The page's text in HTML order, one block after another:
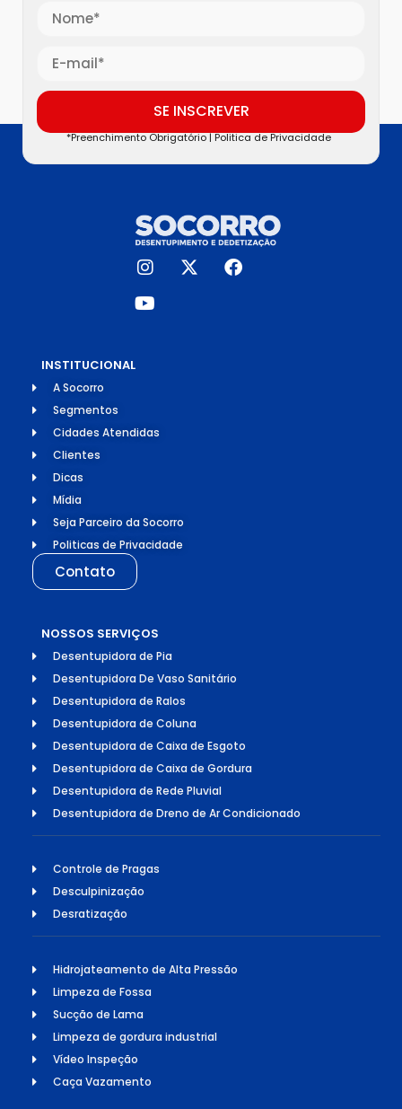
SE INSCREVER
*Preenchimento Obrigatório |Politica de Privacidade
INSTITUCIONAL
A Socorro
Segmentos
Cidades Atendidas
Clientes
Dicas
Mídia
Seja Parceiro da Socorro
Politicas de Privacidade
Contato
NOSSOS SERVIÇOS
Desentupidora de Pia
Desentupidora De Vaso Sanitário
Desentupidora de Ralos
Desentupidora de Coluna
Desentupidora de Caixa de Esgoto
Desentupidora de Caixa de Gordura
Desentupidora de Rede Pluvial
Desentupidora de Dreno de Ar Condicionado
Controle de Pragas
Desculpinização
Desratização
Hidrojateamento de Alta Pressão
Limpeza de Fossa
Sucção de Lama
Limpeza de gordura industrial
Vídeo Inspeção
Caça Vazamento